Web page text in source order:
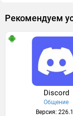
Рекомендуем
Discord
Общение
Версия: